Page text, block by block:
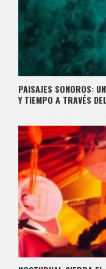
PAISAJES SONOROS:
Y TIEMPO A TRAVÉS